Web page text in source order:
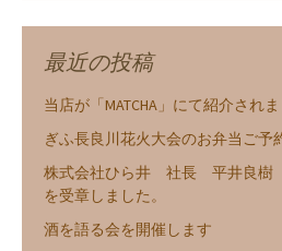
最近の投稿
当店が「MATCHA」にて紹介されま
ぎふ長良川花火大会のお弁当ご予
株式会社ひら井 社長 平井良樹
を受章しました。
酒を語る会を開催します